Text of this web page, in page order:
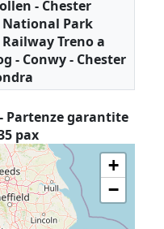
- Chester
National Park
Treno a
- Conwy - Chester
Partenze garantite
pax
+
−